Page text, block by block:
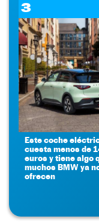
3
Este coche
cuesta menos de
euros y tiene algo
muchos BMW ya
ofrecen